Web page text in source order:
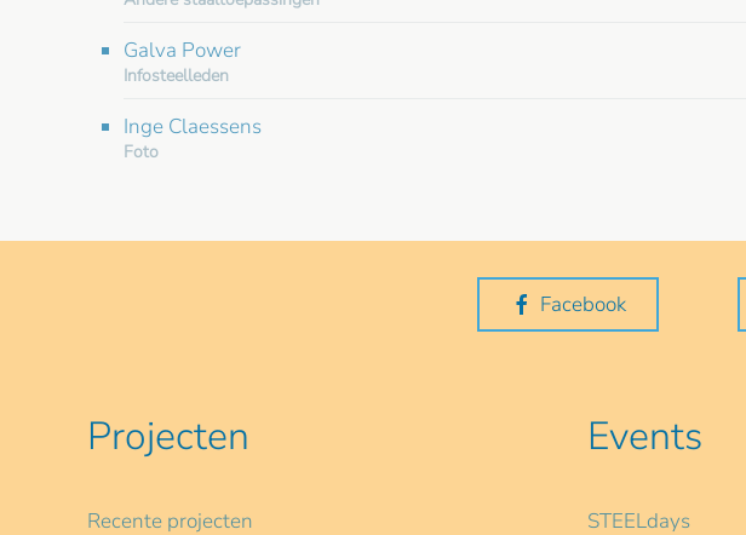
Galva Power
Infosteelleden
Inge Claessens
Foto
Facebook
Projecten
Recente projecten
Events
STEELdays